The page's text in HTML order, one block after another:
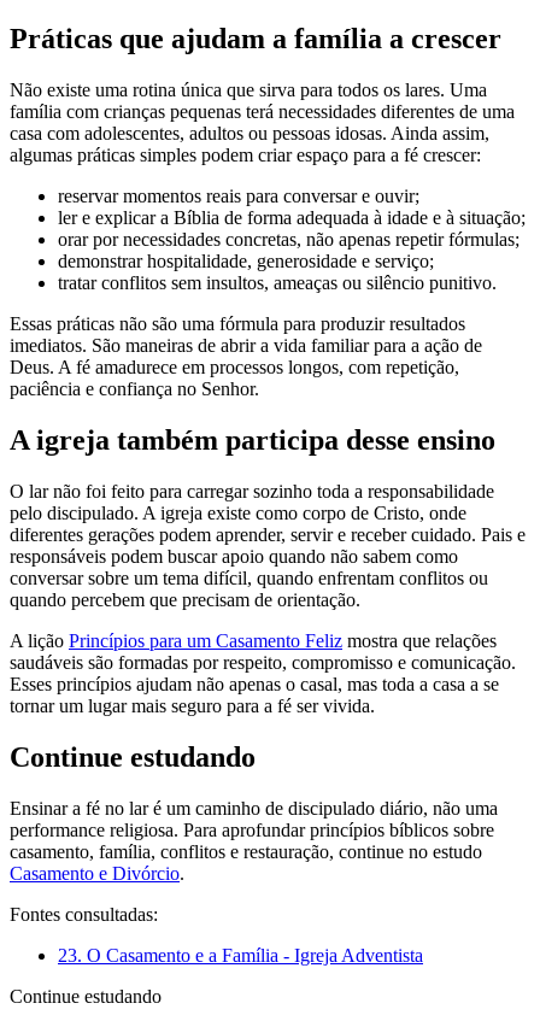
Práticas que ajudam a família a crescer
Não existe uma rotina única que sirva para todos os lares. Uma
família com crianças pequenas terá necessidades diferentes de uma
casa com adolescentes, adultos ou pessoas idosas. Ainda assim,
algumas práticas simples podem criar espaço para a fé crescer:
reservar momentos reais para conversar e ouvir;
ler e explicar a Bíblia de forma adequada à idade e à situação;
orar por necessidades concretas, não apenas repetir fórmulas;
demonstrar hospitalidade, generosidade e serviço;
tratar conflitos sem insultos, ameaças ou silêncio punitivo.
Essas práticas não são uma fórmula para produzir resultados
imediatos. São maneiras de abrir a vida familiar para a ação de
Deus. A fé amadurece em processos longos, com repetição,
paciência e confiança no Senhor.
A igreja também participa desse ensino
O lar não foi feito para carregar sozinho toda a responsabilidade
pelo discipulado. A igreja existe como corpo de Cristo, onde
diferentes gerações podem aprender, servir e receber cuidado. Pais e
responsáveis podem buscar apoio quando não sabem como
conversar sobre um tema difícil, quando enfrentam conflitos ou
quando percebem que precisam de orientação.
A lição Princípios para um Casamento Feliz mostra que relações
saudáveis são formadas por respeito, compromisso e comunicação.
Esses princípios ajudam não apenas o casal, mas toda a casa a se
tornar um lugar mais seguro para a fé ser vivida.
Continue estudando
Ensinar a fé no lar é um caminho de discipulado diário, não uma
performance religiosa. Para aprofundar princípios bíblicos sobre
casamento, família, conflitos e restauração, continue no estudo
Casamento e Divórcio.
Fontes consultadas:
23. O Casamento e a Família - Igreja Adventista
Continue estudando